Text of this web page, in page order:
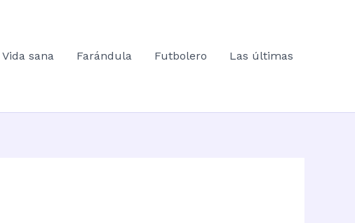
Vida sana
Farándula Futbolero Las últimas